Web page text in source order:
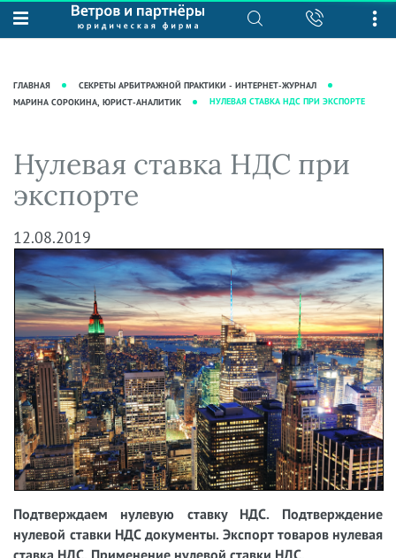
О нас
Рекомендации
Преимущества юридической
фирмы
Кейсы
Вакансии
Юридические услуги
Интеллектуальная собственность
Налоговая практика
Сопровождение бизнеса
Ведение уголовных дел
Защита активов
Ведение дел о банкротстве
База знаний
Журнал "Секреты арбитражной
практики"
Новости
Аудиоподкасты
Видеоподкасты
Справочная
Вопросы-ответы
Вебинары и семинары
Прямые эфиры
ГЛАВНАЯ
СЕКРЕТЫ АРБИТРАЖНОЙ ПРАКТИКИ - ИНТЕРНЕТ-ЖУРНАЛ
МАРИНА СОРОКИНА, ЮРИСТ-АНАЛИТИК
НУЛЕВАЯ СТАВКА НДС ПРИ ЭКСПОРТЕ
Нулевая ставка НДС при
экспорте
12.08.2019
Подтверждаем нулевую ставку НДС. Подтверждение
нулевой ставки НДС документы. Экспорт товаров нулевая
ставка НДС. Применение нулевой ставки НДС.